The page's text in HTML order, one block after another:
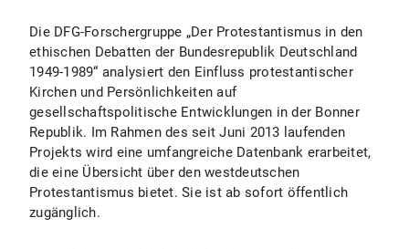
Die DFG-Forschergruppe „Der Protestantismus in den
ethischen Debatten der Bundesrepublik Deutschland
1949-1989“ analysiert den Einfluss protestantischer
Kirchen und Persönlichkeiten auf
gesellschaftspolitische Entwicklungen in der Bonner
Republik. Im Rahmen des seit Juni 2013 laufenden
Projekts wird eine umfangreiche Datenbank erarbeitet,
die eine Übersicht über den westdeutschen
Protestantismus bietet. Sie ist ab sofort öffentlich
zugänglich.